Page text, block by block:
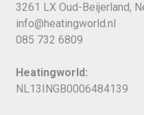
3261 LX Oud-Beijerland,
info@heatingworld.nl
085 732 6809
Heatingworld:
NL13INGB0006484139